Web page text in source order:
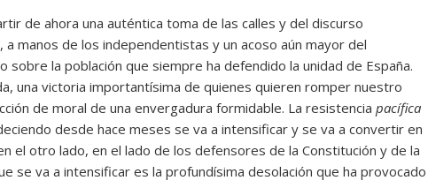
de ahora una auténtica toma de las calles y del discurso
a manos de los independentistas y un acoso aún mayor del
sobre la población que siempre ha defendido la unidad de España.
una victoria importantísima de quienes quieren romper nuestro
de moral de una envergadura formidable. La resistencia pacífica
desde hace meses se va a intensificar y se va a convertir en
el otro lado, en el lado de los defensores de la Constitución y de la
se va a intensificar es la profundísima desolación que ha provocado